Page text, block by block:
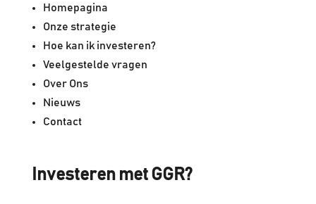
Homepagina
Onze strategie
Hoe kan ik investeren?
Veelgestelde vragen
Over Ons
Nieuws
Contact
Investeren met GGR?